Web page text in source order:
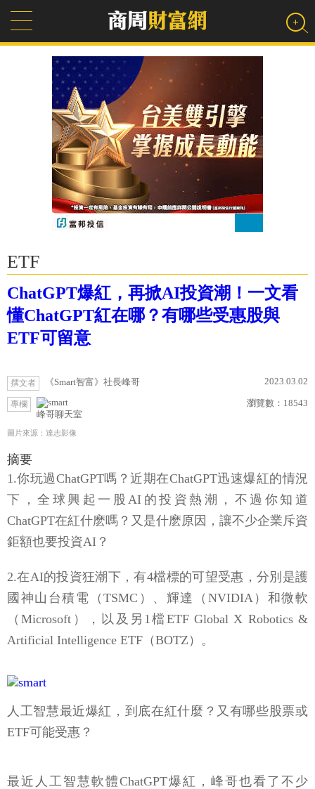
ETF
ChatGPT爆紅，再掀AI投資潮！一文看
懂ChatGPT紅在哪？有哪些受惠股與
ETF可留意
撰文者 《Smart智富》社長峰哥 2023.03.02
專欄
峰哥聊天室
瀏覽數： 18543
圖片來源：達志影像
摘要
1.你玩過ChatGPT嗎？近期在ChatGPT迅速爆紅的情況
下，全球興起一股AI的投資熱潮，不過你知道
ChatGPT在紅什麽嗎？又是什麽原因，讓不少企業斥資
鉅額也要投資AI？
2.在AI的投資狂潮下，有4檔標的可望受惠，分別是護
國神山台積電（TSMC）、輝達（NVIDIA）和微軟
（Microsoft），以及另1檔ETF Global X Robotics &
Artificial Intelligence ETF（BOTZ）。
人工智慧最近爆紅，到底在紅什麼？又有哪些股票或
ETF可能受惠？
最近人工智慧軟體ChatGPT爆紅，峰哥也看了不少